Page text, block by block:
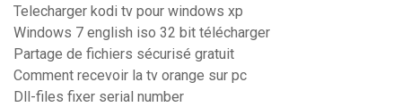
Telecharger kodi tv pour windows xp
Windows 7 english iso 32 bit télécharger
Partage de fichiers sécurisé gratuit
Comment recevoir la tv orange sur pc
Dll-files fixer serial number